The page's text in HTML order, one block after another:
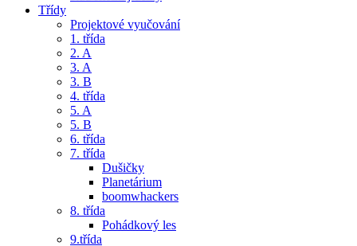
Třídy
Projektové vyučování
1. třída
2. A
3. A
3. B
4. třída
5. A
5. B
6. třída
7. třída
Dušičky
Planetárium
boomwhackers
8. třída
Pohádkový les
9.třída